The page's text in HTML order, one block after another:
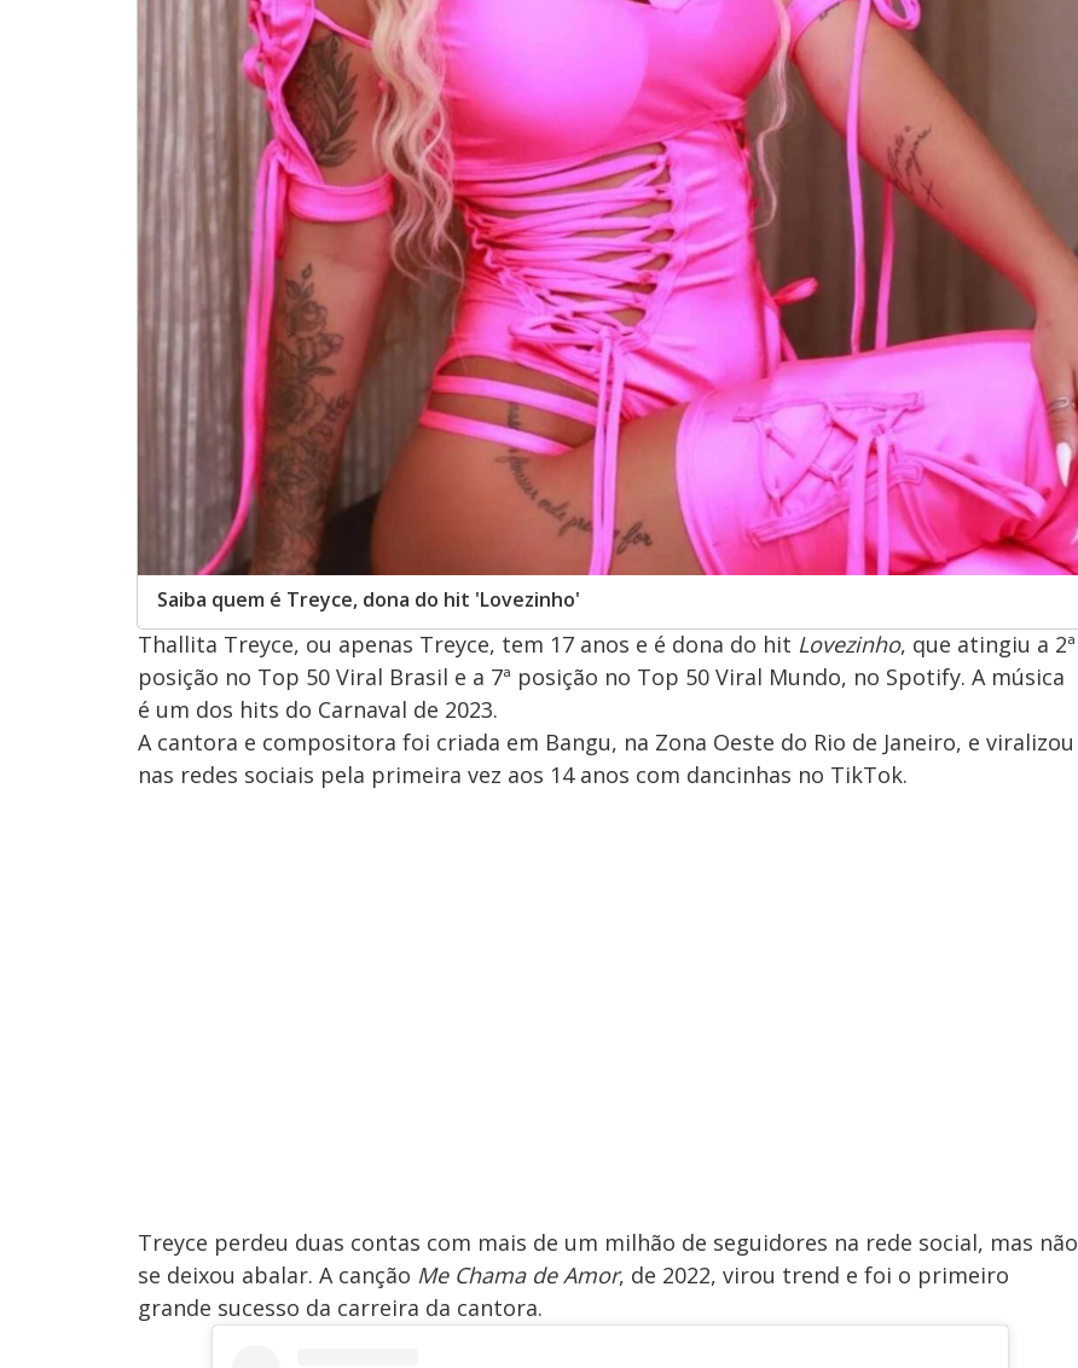
Saiba quem é Treyce, dona do hit 'Lovezinho'
Thallita Treyce, ou apenas Treyce, tem 17 anos e é dona do hit Lovezinho, que atingiu a 2ª
posição no Top 50 Viral Brasil e a 7ª posição no Top 50 Viral Mundo, no Spotify. A música
é um dos hits do Carnaval de 2023.
A cantora e compositora foi criada em Bangu, na Zona Oeste do Rio de Janeiro, e viralizou
nas redes sociais pela primeira vez aos 14 anos com dancinhas no TikTok.
Treyce perdeu duas contas com mais de um milhão de seguidores na rede social, mas não
se deixou abalar. A canção Me Chama de Amor, de 2022, virou trend e foi o primeiro
grande sucesso da carreira da cantora.